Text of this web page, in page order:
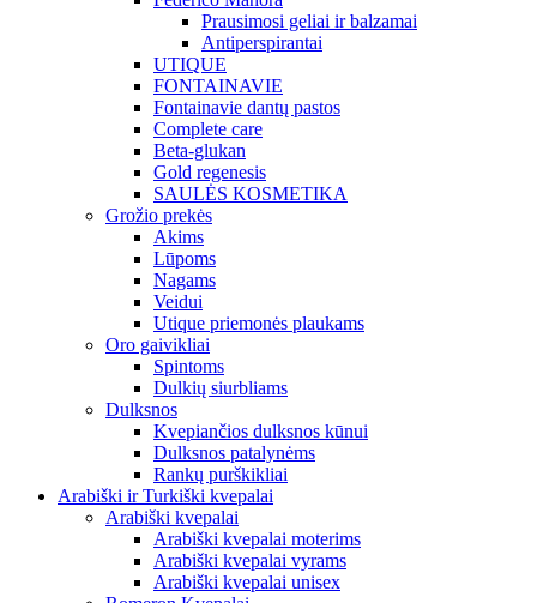
Prausimosi geliai ir balzamai
Antiperspirantai
UTIQUE
FONTAINAVIE
Fontainavie dantų pastos
Complete care
Beta-glukan
Gold regenesis
SAULĖS KOSMETIKA
Grožio prekės
Akims
Lūpoms
Nagams
Veidui
Utique priemonės plaukams
Oro gaivikliai
Spintoms
Dulkių siurbliams
Dulksnos
Kvepiančios dulksnos kūnui
Dulksnos patalynėms
Rankų purškikliai
Arabiški ir Turkiški kvepalai
Arabiški kvepalai
Arabiški kvepalai moterims
Arabiški kvepalai vyrams
Arabiški kvepalai unisex